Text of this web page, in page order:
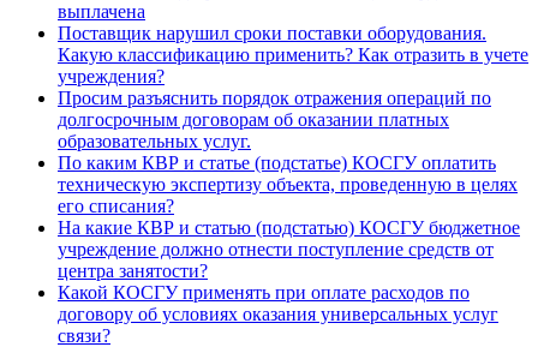
выплачена
Поставщик нарушил сроки поставки оборудования.
Какую классификацию применить? Как отразить в учете
учреждения?
Просим разъяснить порядок отражения операций по
долгосрочным договорам об оказании платных
образовательных услуг.
По каким КВР и статье (подстатье) КОСГУ оплатить
техническую экспертизу объекта, проведенную в целях
его списания?
На какие КВР и статью (подстатью) КОСГУ бюджетное
учреждение должно отнести поступление средств от
центра занятости?
Какой КОСГУ применять при оплате расходов по
договору об условиях оказания универсальных услуг
связи?